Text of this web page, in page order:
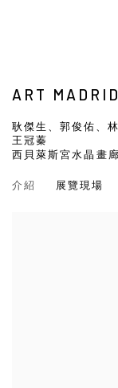
ART
耿傑生、郭俊佑、
王冠蓁
西貝萊斯宮水晶畫
介紹 展覽現場